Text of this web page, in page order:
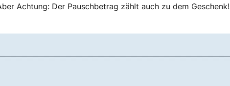
Achtung: Der Pauschbetrag zählt auch zu dem Geschenk!